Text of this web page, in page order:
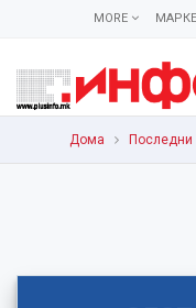
MORE
Дома Последни